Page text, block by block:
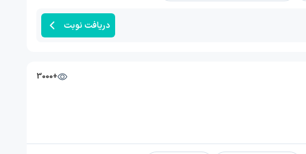
دریافت نوبت
+3000